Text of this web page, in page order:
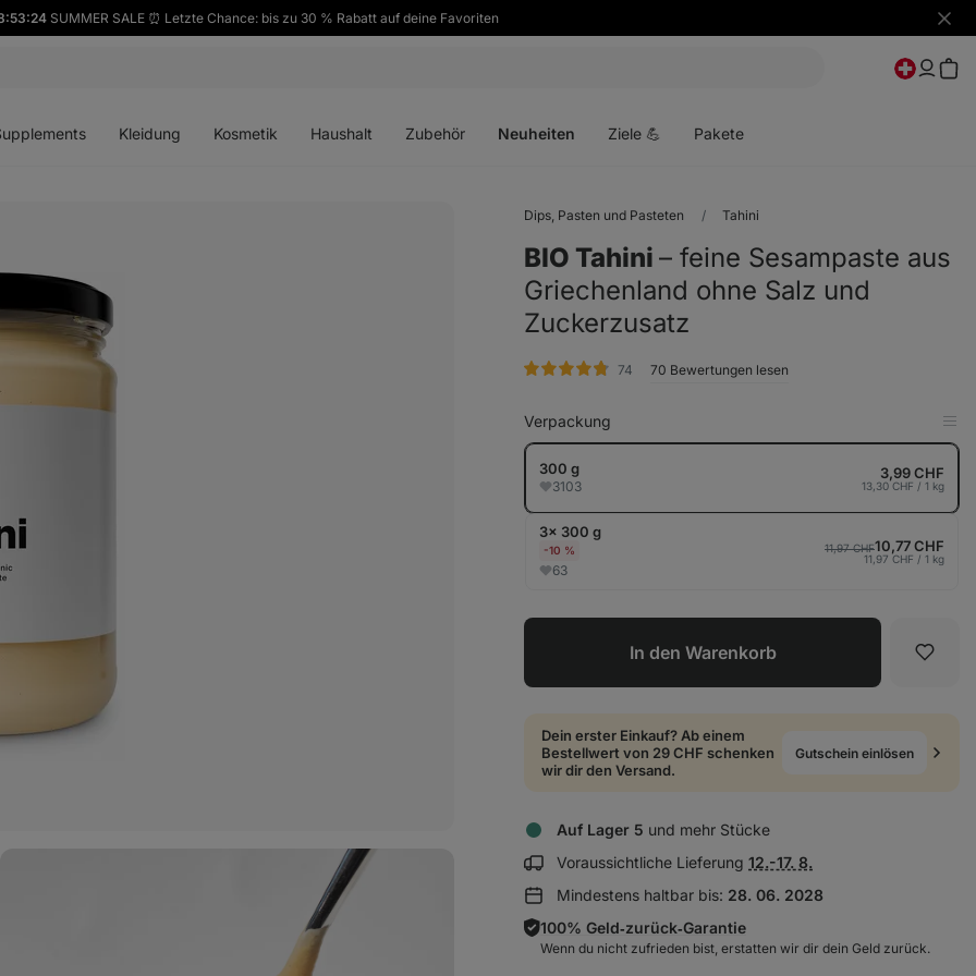
SUMMER SALE ⏰ Letzte Chance: bis zu 30 % Rabatt auf deine Favoriten
Kleidung Kosmetik Haushalt Zubehör Neuheiten Ziele 💪 Pakete
Dips, Pasten und Pasteten Tahini
BIO Tahini ⁠–⁠ feine Sesampaste aus
Griechenland ohne Salz und
Zuckerzusatz
74 Bewertungen
70 Bewertungen lesen
Verpackung
in
300 g
3103
3,99 CHF
13,30 CHF / 1 kg
3× 300 g
-10 %
63
11,97 CHF10,77 CHF
11,97 CHF / 1 kg
In den Warenkorb
Dein erster Einkauf? Ab einem
Bestellwert von 29 CHF schenken
wir dir den Versand.
Gutschein einlösen
Auf Lager 5 und mehr Stücke
Voraussichtliche Lieferung Lieferinformationen
12.-17. 8.
Mindestens haltbar bis: 28. 06. 2028
100% Geld‑zurück‑Garantie
Wenn du nicht zufrieden bist, erstatten wir dir dein Geld zurück.